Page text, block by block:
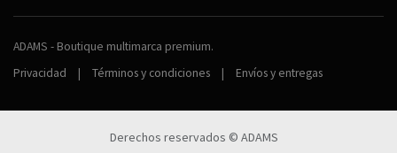
ADAMS - Boutique multimarca premium.
Privacidad
| Términos y condiciones | Envíos y entregas
Derechos reservados © ADAMS